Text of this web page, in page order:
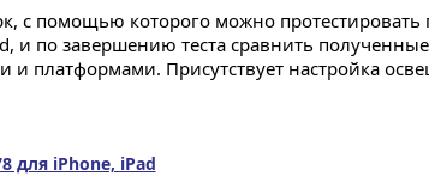
с помощью которого можно протестировать
и по завершению теста сравнить полученные
и платформами. Присутствует настройка
для iPhone, iPad